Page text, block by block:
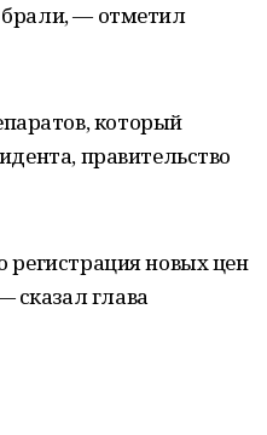
брали, — отметил
который
правительство
новых цен
сказал глава